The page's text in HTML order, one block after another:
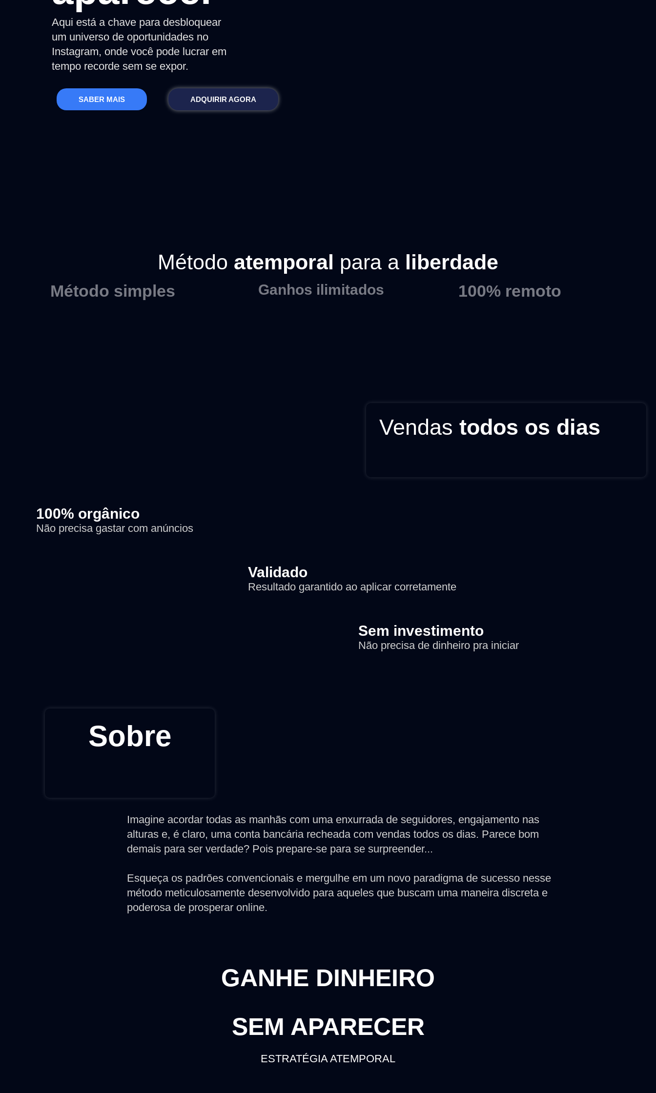
Aqui está a chave para desbloquear
um universo de oportunidades no
Instagram, onde você pode lucrar em
tempo recorde sem se expor.
SABER MAIS ADQUIRIR AGORA
Método atemporal para a liberdade
Método simples Ganhos ilimitados 100% remoto
Vendastodos os dias
100% orgânico
Não precisa gastar com anúncios
Validado
Resultado garantido ao aplicar corretamente
Sem investimento
Não precisa de dinheiro pra iniciar
Sobre
Imagine acordar todas as manhãs com uma enxurrada de seguidores, engajamento nas
alturas e, é claro, uma conta bancária recheada com vendas todos os dias. Parece bom
demais para ser verdade? Pois prepare-se para se surpreender...
Esqueça os padrões convencionais e mergulhe em um novo paradigma de sucesso nesse
método meticulosamente desenvolvido para aqueles que buscam uma maneira discreta e
poderosa de prosperar online.
GANHE DINHEIRO
SEM APARECER
ESTRATÉGIA ATEMPORAL